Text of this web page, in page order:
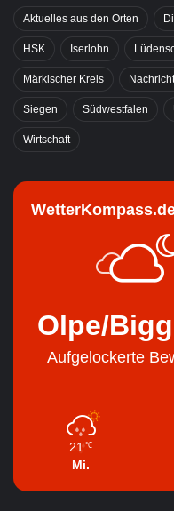
Aktuelles aus den Orten
HSK Iserlohn
Märkischer Kreis
Siegen Südwestfalen
Wirtschaft
Olpe/
Aufgelockerte
21 ℃
Mi.